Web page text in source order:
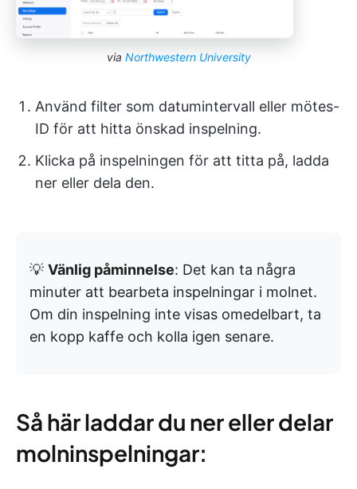
via Northwestern University
Använd filter som datumintervall eller mötes-
ID för att hitta önskad inspelning.
Klicka på inspelningen för att titta på, ladda
ner eller dela den.
💡 Vänlig påminnelse: Det kan ta några
minuter att bearbeta inspelningar i molnet.
Om din inspelning inte visas omedelbart, ta
en kopp kaffe och kolla igen senare.
Så här laddar du ner eller delar
molninspelningar: